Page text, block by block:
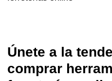
Únete a la
comprar